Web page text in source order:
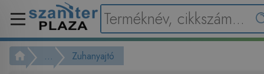
... Zuhanyajtó